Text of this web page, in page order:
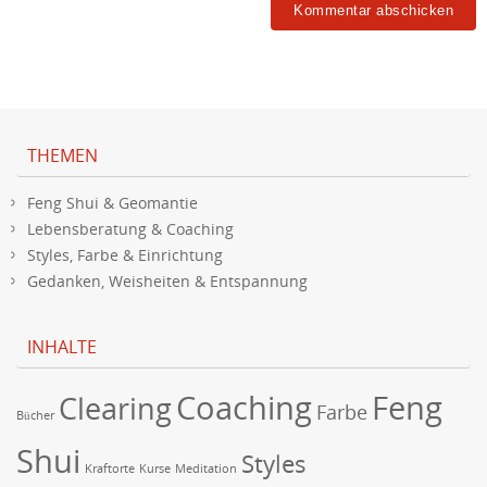
THEMEN
Feng Shui & Geomantie
Lebensberatung & Coaching
Styles, Farbe & Einrichtung
Gedanken, Weisheiten & Entspannung
INHALTE
Bücher ClearingCoaching Farbe Feng
Shui Kraftorte Kurse Meditation Styles